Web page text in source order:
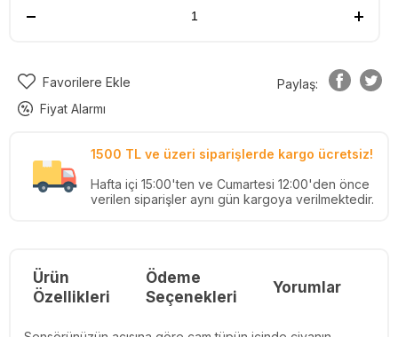
Favorilere Ekle
Fiyat Alarmı
Paylaş:
1500 TL ve üzeri siparişlerde kargo ücretsiz!
Hafta içi 15:00'ten ve Cumartesi 12:00'den önce
verilen siparişler aynı gün kargoya verilmektedir.
Ürün
Özellikleri
Ödeme
Seçenekleri
Yorumlar